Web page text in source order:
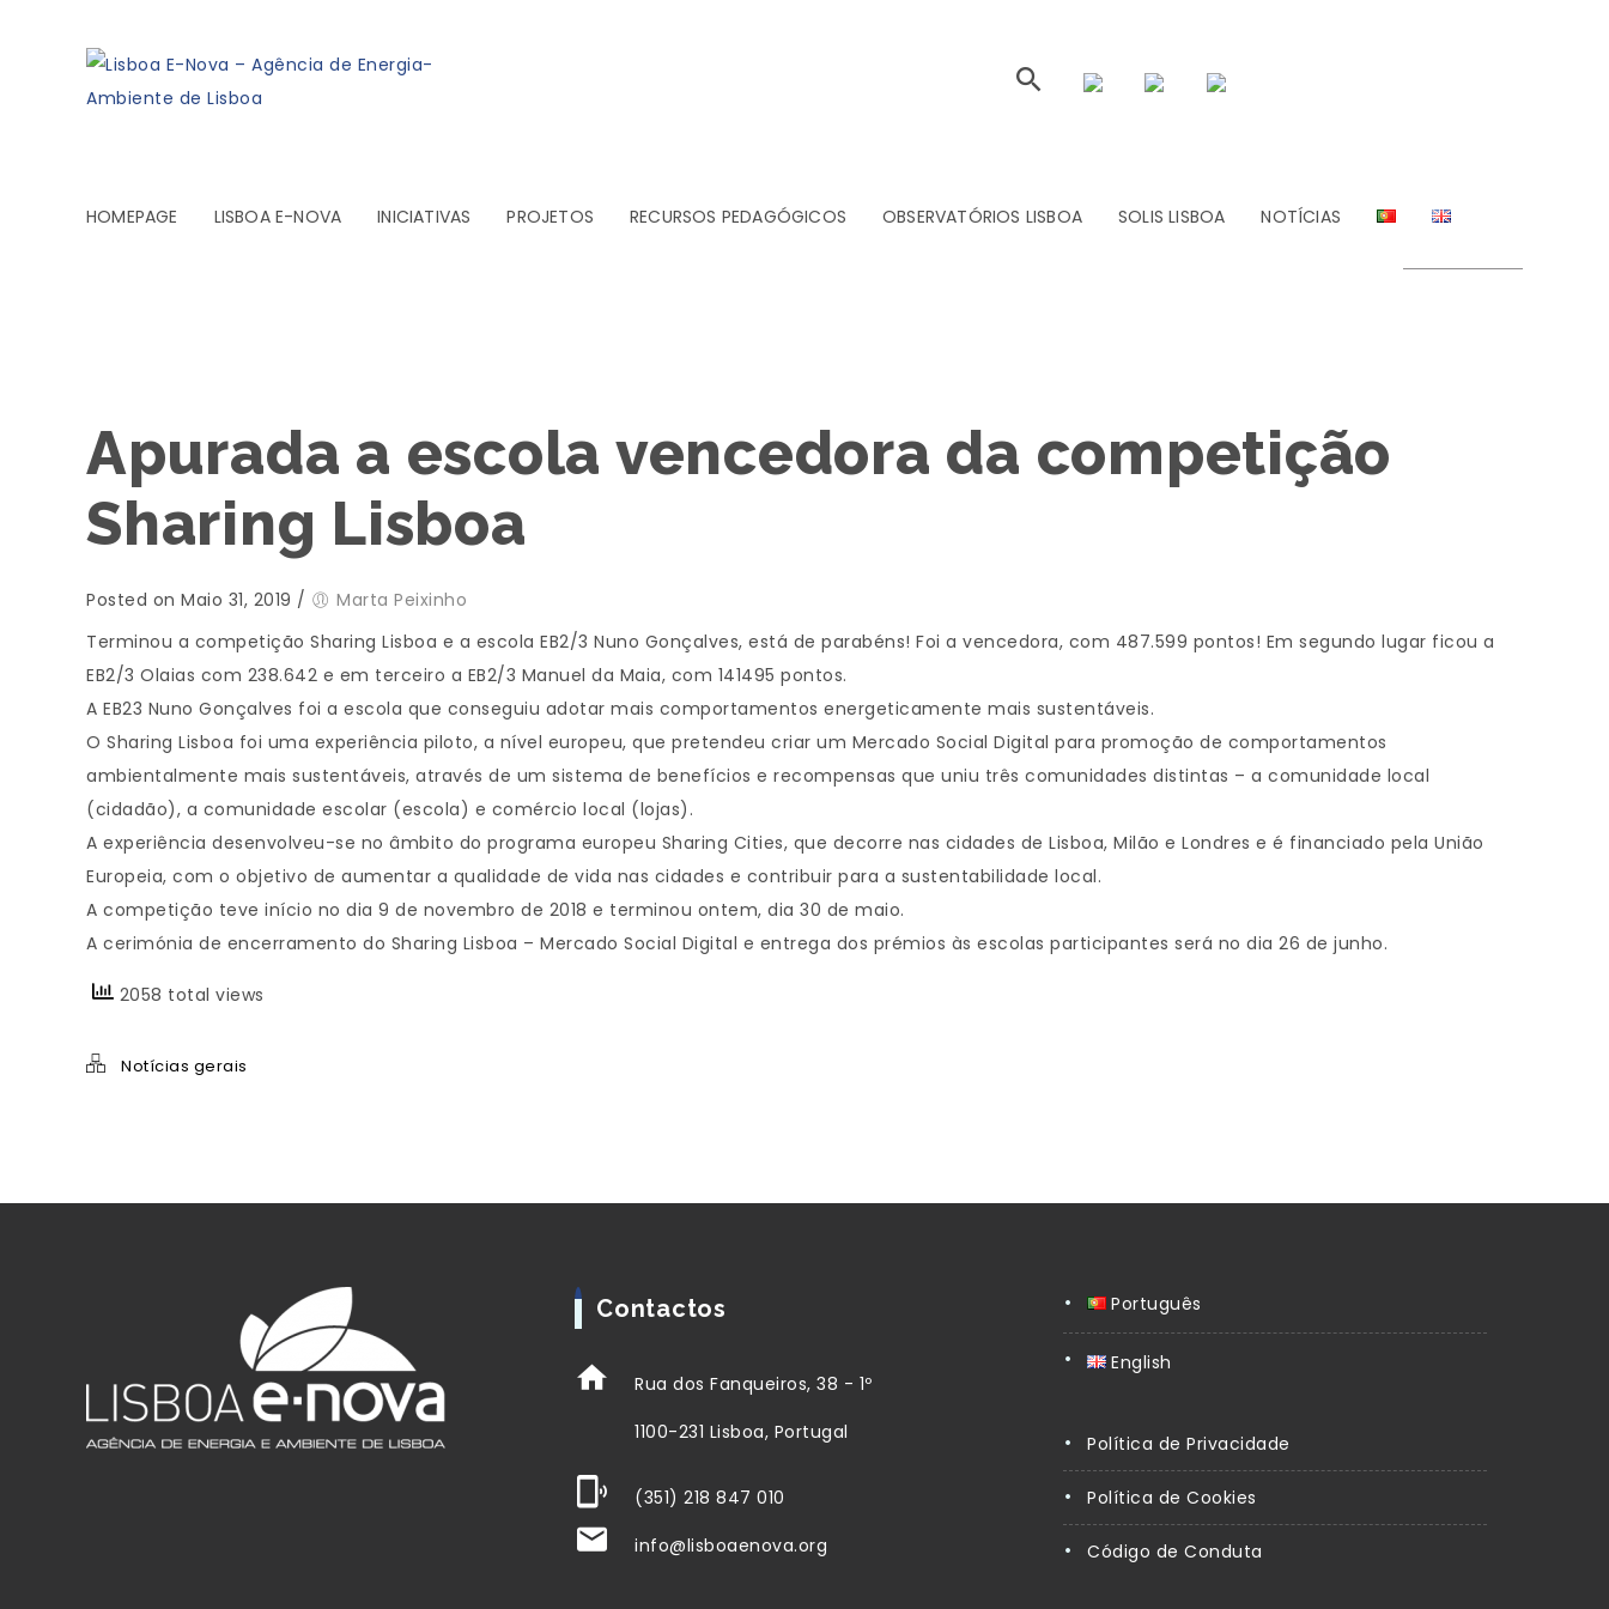
HOMEPAGE LISBOA E-NOVA INICIATIVAS PROJETOS RECURSOS PEDAGÓGICOS OBSERVATÓRIOS LISBOA SOLIS LISBOA NOTÍCIAS
Apurada a escola vencedora da competição
Sharing Lisboa
Posted on Maio 31, 2019 /
Marta Peixinho
Terminou a competição Sharing Lisboa e a escola EB2/3 Nuno Gonçalves, está de parabéns! Foi a vencedora, com 487.599 pontos! Em segundo lugar ficou a
EB2/3 Olaias com 238.642 e em terceiro a EB2/3 Manuel da Maia, com 141495 pontos.
A EB23 Nuno Gonçalves foi a escola que conseguiu adotar mais comportamentos energeticamente mais sustentáveis.
O Sharing Lisboa foi uma experiência piloto, a nível europeu, que pretendeu criar um Mercado Social Digital para promoção de comportamentos
ambientalmente mais sustentáveis, através de um sistema de benefícios e recompensas que uniu três comunidades distintas – a comunidade local
(cidadão), a comunidade escolar (escola) e comércio local (lojas).
A experiência desenvolveu-se no âmbito do programa europeu Sharing Cities, que decorre nas cidades de Lisboa, Milão e Londres e é financiado pela União
Europeia, com o objetivo de aumentar a qualidade de vida nas cidades e contribuir para a sustentabilidade local.
A competição teve início no dia 9 de novembro de 2018 e terminou ontem, dia 30 de maio.
A cerimónia de encerramento do Sharing Lisboa – Mercado Social Digital e entrega dos prémios às escolas participantes será no dia 26 de junho.
2058 total views
Notícias gerais
Contactos
Rua dos Fanqueiros, 38 - 1º
1100-231 Lisboa, Portugal
(351) 218 847 010
info@lisboaenova.org
Português
English
Política de Privacidade
Política de Cookies
Código de Conduta